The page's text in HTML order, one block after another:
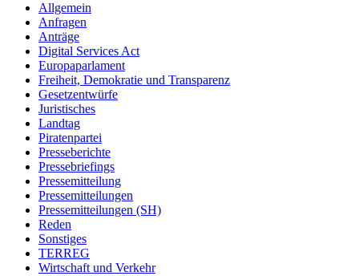
Allgemein
Anfragen
Anträge
Digital Services Act
Europaparlament
Freiheit, Demokratie und Transparenz
Gesetzentwürfe
Juristisches
Landtag
Piratenpartei
Presseberichte
Pressebriefings
Pressemitteilung
Pressemitteilungen
Pressemitteilungen (SH)
Reden
Sonstiges
TERREG
Wirtschaft und Verkehr